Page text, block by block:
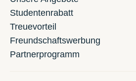
Studentenrabatt
Treuevorteil
Freundschaftswerbung
Partnerprogramm